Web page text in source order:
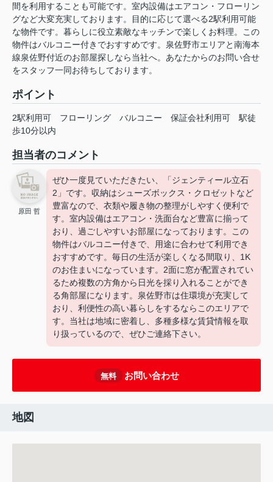
間を利用することも可能です。室内設備はエアコン・フローリン
グなど大変充実しております。目的に応じて選べる2駅利用可能
な物件です。暮らしに役立素敵なキッチンで楽しくお料理。この
物件はバルコニー付きでおすすめです。泉佐野市エリアと南海本
線泉佐野付近のお部屋探しなら当社へ。あなたからのお問い合せ
をスタッフ一同お待ちしております。
ポイント
2駅利用可 フローリング バルコニー 保証会社利用可
駅徒
歩10分以内
担当者のコメント
原田 哲
ぜひ一度見ていただきたい、「ジェンティール立石
2」です。収納はシューズボックス・クロゼットなど
豊富なので、衣類や履き物の整理がしやすく便利で
す。室内設備はエアコン・洗面台など豊富に揃って
おり、過ごしやすいお部屋になっております。この
物件はバルコニー付きで、用途に合わせて利用でき
おすすめです。毎日の生活が楽しくなる間取り、1K
のお住まいになっています。2面に窓が配置されてい
るため複数の方角から日光を採り入れることができ
る角部屋になります。泉佐野市は住環境が充実して
おり、利便性の高い暮らしをするならこのエリアで
す。当社は地域に密着し、多種多様な賃貸情報を取
り扱っているので、ぜひご連絡下さい。
無料 お問い合わせ
地図